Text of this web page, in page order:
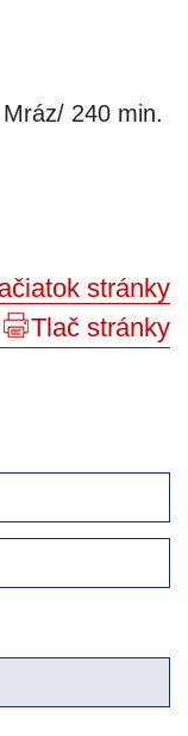
240 min.
stránky
Tlač stránky